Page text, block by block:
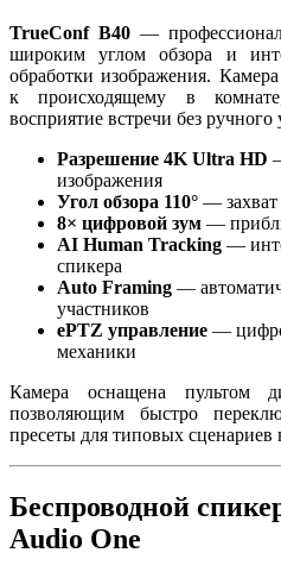
TrueConf B40—
широким углом обзора и
обработки изображения.
к происходящему в
восприятие встречи без ручного
Разрешение 4K Ultra HD
изображения
Угол обзора 110° — захват
8× цифровой зум —
AI Human Tracking —
спикера
Auto Framing —
участников
ePTZ управление —
механики
Камера оснащена пультом
позволяющим быстро
пресеты для типовых сценариев
Беспроводной
Audio One